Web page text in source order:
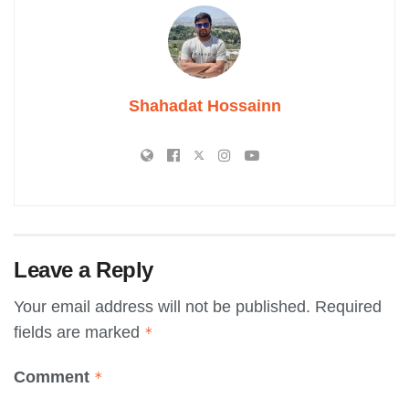
Shahadat Hossainn
Leave a Reply
Your email address will not be published. Required
fields are marked *
Comment *